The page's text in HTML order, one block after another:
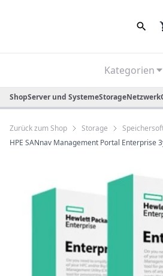
Kategorien
ShopServer und SystemeStorageNetzwerk
Zurück zum Shop Storage
HPE SANnav Management Portal Enterprise